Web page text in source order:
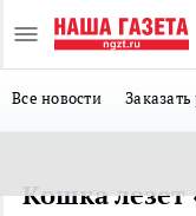
Все новости
Кошка лезет